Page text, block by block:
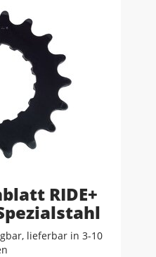
RIDE+
lieferbar in 3-10